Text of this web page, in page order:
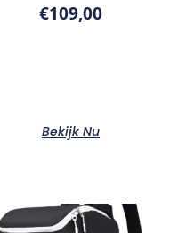
€109,00
Bekijk Nu